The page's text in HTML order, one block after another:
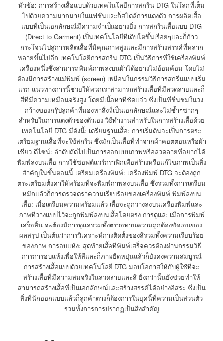
หัวข้อ: การสร้างเสื้อแบบด้วยเทคโนโลยีการสกรีน DTG ในโลกที่เต็ม
ไปด้วยความมากมายในแฟชั่นและก็สไตล์การแต่งตัว การผลิตเสื้อ
แบบที่เป็นเอกลักษณ์มีความจำเป็นอย่างยิ่ง การสกรีนเสื้อแบบ DTG
(Direct to Garment) เป็นเทคโนโลยีที่เติบโตขึ้นเรื่อยๆและก็ก้าว
กระโจนไปสู่การผลิตเสื้อที่มีคุณภาพสูงและมีการสร้างสรรค์ที่หลาก
หลายขึ้นไปอีก เทคโนโลยีการสกรีน DTG เป็นวิธีการที่ใช้เครื่องพิมพ์
เครื่องหนึ่งซึ่งสามารถพิมพ์ภาพลงบนผ้าได้อย่างไม่อ้อมค้อม โดยไม่
ต้องมีการสร้างแม่พิมพ์ (screen) เหมือนในกรรมวิธีการสกรีนแบบเริ่ม
แรก แนวทางการนี้ช่วยให้พวกเราสามารถสร้างเสื้อที่มีลวดลายและก็
สีที่มีความเหมือนจริงสูง โดยมีเนื้อหาที่ชัดแจ๋ว ซึ่งเป็นที่ชื่นชมในวง
กว้างของกรุ๊ปลูกค้าที่มองหาสิ่งที่เป็นเอกลักษณ์และไม่ซ้ำๆซากๆ
สำหรับในการแต่งตัวของตัวเอง วิธีทำงานสำหรับในการสร้างเสื้อด้วย
เทคโนโลยี DTG มีดังนี้: เตรียมฐานเสื้อ: การเริ่มต้นจะเป็นการตระ
เตรียมฐานเสื้อที่จะใช้สกรีน ซึ่งมักเป็นเสื้อที่ทำจากผ้าคอตตอนหรือผ้า
เชียว ดีไซน์: ลำดับถัดไปเป็นการออกแบบภาพหรือลวดลายที่อยากได้
พิมพ์ลงบนเสื้อ การใช้ซอฟต์แวร์กราฟิกเพื่อสร้างหรือแก้ไขภาพเป็นสิ่ง
สำคัญในขั้นตอนนี้ เตรียมเครื่องพิมพ์: เครื่องพิมพ์ DTG จะต้องถูก
ตระเตรียมตั้งค่าให้พร้อมที่จะพิมพ์ภาพลงบนเสื้อ ซึ่งรวมทั้งการเตรียม
หมึกแล้วก็การตรวจตราความเรียบร้อยของเครื่องพิมพ์ พิมพ์ลงบน
เสื้อ: เมื่อเตรียมความพร้อมแล้ว เสื้อจะถูกวางลงบนเครื่องพิมพ์และ
ภาพที่วางแบบไว้จะถูกพิมพ์ลงบนเสื้อโดยตรง การดูแล: เมื่อการพิมพ์
เสร็จสิ้น จะต้องมีการดูแลรวมทั้งตรวจทานความถูกต้องชัดเจนของ
ผลสรุป เป็นต้นว่าการวิเคราะห์การติดตั้งของสีรวมทั้งความเรียบร้อย
ของภาพ การอบแห้ง: สุดท้ายเสื้อที่พิมพ์เสร็จควรต้องผ่านกรรมวิธี
การการอบแห้งเพื่อให้สีและก็ภาพยืดหยุ่นแล้วก็ยังคงความสมบูรณ์
การสร้างเสื้อแบบด้วยเทคโนโลยี DTG มอบโอกาสให้กับผู้ใช้ที่จะ
สร้างเสื้อที่มีความสมจริงในลวดลายและสี ยิ่งกว่านั้นยังช่วยทำให้
สามารถสร้างเสื้อที่เป็นเอกลักษณ์และสร้างสรรค์ได้อย่างอิสระ ซึ่งเป็น
สิ่งที่นักออกแบบแล้วก็ลูกค้าต่างก็ต้องการในยุคนี้ที่ความเป็นส่วนตัว
รวมทั้งการการปรากฏเป็นสิ่งสำคัญ